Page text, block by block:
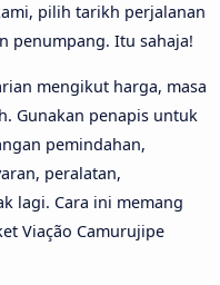
pilih tarikh perjalanan
penumpang. Itu sahaja!
mengikut harga, masa
Gunakan penapis untuk
pemindahan,
peralatan,
lagi. Cara ini memang
Viação Camurujipe